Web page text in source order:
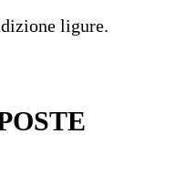
ligure.